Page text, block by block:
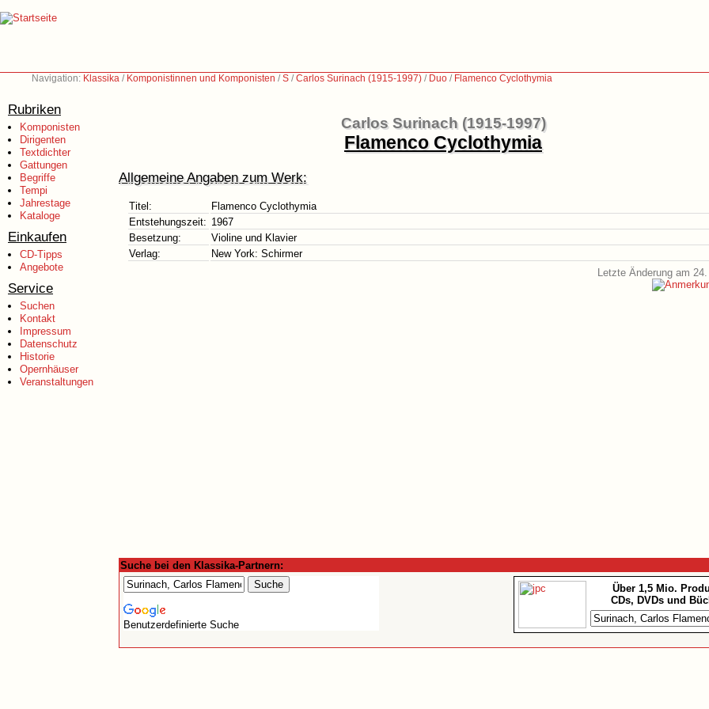
Navigation: Klassika / Komponistinnen und Komponisten /S /Carlos Surinach (1915-1997) / Duo / Flamenco Cyclothymia
Rubriken
Komponisten
Dirigenten
Textdichter
Gattungen
Begriffe
Tempi
Jahrestage
Kataloge
Einkaufen
CD-Tipps
Angebote
Service
Suchen
Kontakt
Impressum
Datenschutz
Historie
Opernhäuser
Veranstaltungen
Carlos Surinach (1915-1997)
Flamenco Cyclothymia
Allgemeine Angaben zum Werk:
Titel:
Flamenco Cyclothymia
Entstehungszeit: 1967
Besetzung:
Violine und Klavier
Verlag:
New York: Schirmer
Letzte Änderung am
Suche bei den Klassika-Partnern:
Benutzerdefinierte Suche
Über 1,5 Mio.
CDs, DVDs und